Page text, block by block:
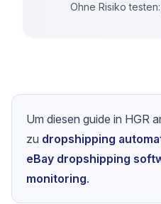
Ohne Risiko
Um diesen guide in HGR
zu dropshipping
eBay dropshipping
monitoring.